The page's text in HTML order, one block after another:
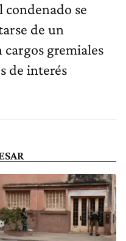
se
de un
gremiales
de interés